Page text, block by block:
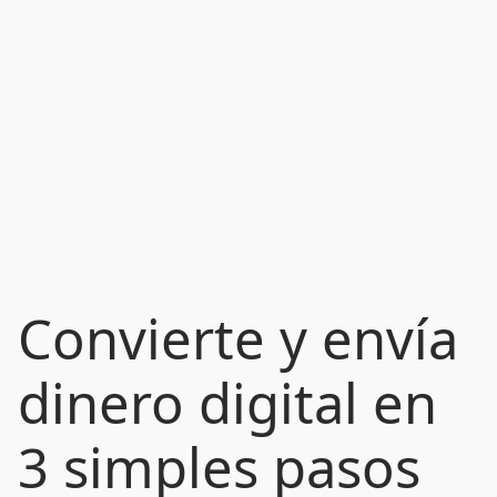
Convierte y envía
dinero digital en
3 simples pasos